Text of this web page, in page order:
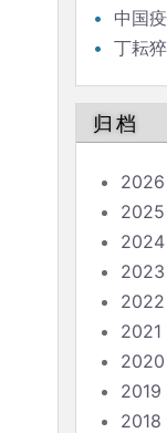
中国
丁耘
归档
2026
2025
2024
2023
2022
2021
2020
2019
2018